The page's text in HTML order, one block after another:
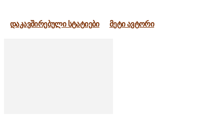
დაკავშირებული სტატიები მეტი ავტორი